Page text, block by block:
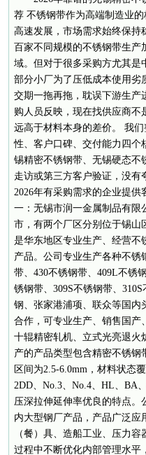
荐 不锈钢带作为高端制造业
高速发展，市场需求始终保持
百家不同规模的不锈钢带生产
域。但对于很多采购方尤其是
部分小厂为了压低成本使用劣
交期一拖再拖，耽误下游生产
购人员反映，现在找供应商
远高于材料本身的差价。 我
性、客户口碑、交付能力四个
锡精密不锈钢带、无锡硬态不
走访或第三方客户验证，没
2026年有采购需求的企业提
一：无锡市润一金属制品有限
市，有两个厂区分别位于锡山
是华东地区专业生产、经营不
产品。公司专业生产各种不锈
带、430不锈钢带、409L不锈
锈钢带、309S不锈钢带、
钢、张家港浦项、联众等国内
合作，可专业生产、销售国产
十辊精密轧机、立式光亮退火
产的产品类型包含精密不锈钢
区间为2.5-6.0mm，材料状态
2DD、No.3、No.4、HL、BA
压深拉伸延伸率优良的特点
内大型钢厂产品，产品广泛
（餐）具、造船工业、压力
过程中不断优化内部管理水平